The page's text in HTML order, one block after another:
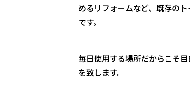
めるリフォームなど、既存の
です。
毎日使用する場所だからこそ
を致します。